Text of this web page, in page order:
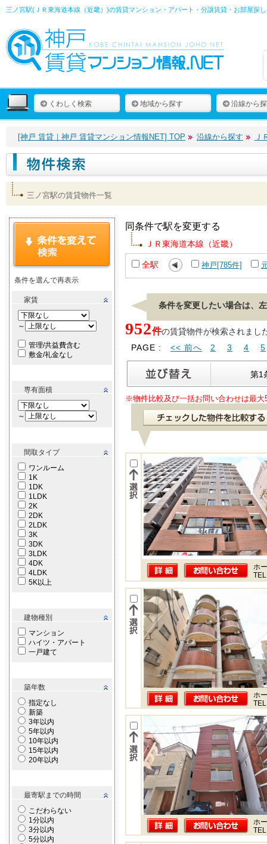
三ノ宮駅(ＪＲ東海道本線（近畿）)の賃貸マンション・アパート・分譲賃貸・お部屋探
くわしく検索 地域から探す 沿線から
[神戸 賃貸｜神戸 賃貸マンション情報NET] TOP 沿線から探す Ｊ
三ノ宮駅の賃貸物件一覧
条件を選んで再表示
家賃
～
管理/共益費含む
敷金/礼金なし
専有面積
～
間取タイプ
ワンルーム
1K
1DK
1LDK
2K
2DK
2LDK
3K
3DK
3LDK
4DK
4LDK
5K以上
建物種別
マンション
ハイツ・アパート
一戸建て
築年数
指定なし
新築
3年以内
5年以内
10年以内
15年以内
20年以内
最寄駅までの時間
こだわらない
1分以内
3分以内
5分以内
同条件で駅を変更する
ＪＲ東海道本線（近畿）
全駅 神戸[785件]
条件を変更したい場合は、
952件の賃貸物件が検索されまし
PAGE :
<< 前へ 2 3 4 5
第1
※物件比較及び一括お問い合わせは最大
ホ
ホ
ホ